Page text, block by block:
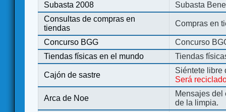
Subasta 2008
Subasta
Consultas de compras en
tiendas
Compras en
Concurso BGG
Concurso
Tiendas físicas en el mundo
Tiendas
Cajón de sastre
Siéntete libre
Será
Arca de Noe
Mensajes del
de la limpia.